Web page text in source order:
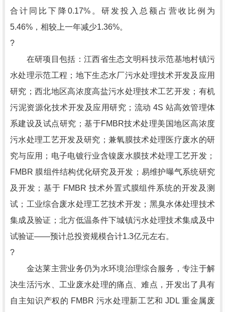
合计同比下降0.17%。研发投入总额占营收比例为
5.46%，相较上一年减少1.36%。
?
在研项目包括：江西省生态文明科技示范基地村镇污
水处理示范工程；地下生态水厂污水处理技术开发及应用
研究；西北地区高浓度高盐污水处理技术工艺开发；有机
污泥资源化技术开发及应用研究；流动 4S 站高效管理体
系建设及试点研究；基于FMBR技术处理美国地区高浓度
污水处理工艺开发及研究；兼氧膜技术处理医疗废水的研
究与应用；电子电镀行业含镍废水膜技术处理工艺开发；
FMBR 膜组件结构优化研究及开发；易维护曝气系统研究
及开发；基于 FMBR 技术外置式膜组件系统的开发及测
试；工业综合废水处理工艺技术开发；黑臭水体处理技术
集成及验证；北方低温条件下城镇污水处理技术集成及中
试验证——预计总投资规模合计1.3亿元左右。
?
金达莱主营业务仍为水环境治理综合服务，专注于解
决生活污水、工业废水处理的痛点、难点，开发出了具有
自主知识产权的 FMBR 污水处理新工艺和 JDL 重金属废